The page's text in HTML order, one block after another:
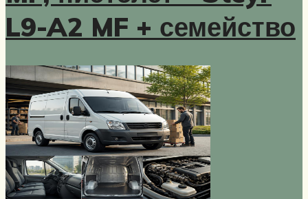
L9-A2 MF + семейство